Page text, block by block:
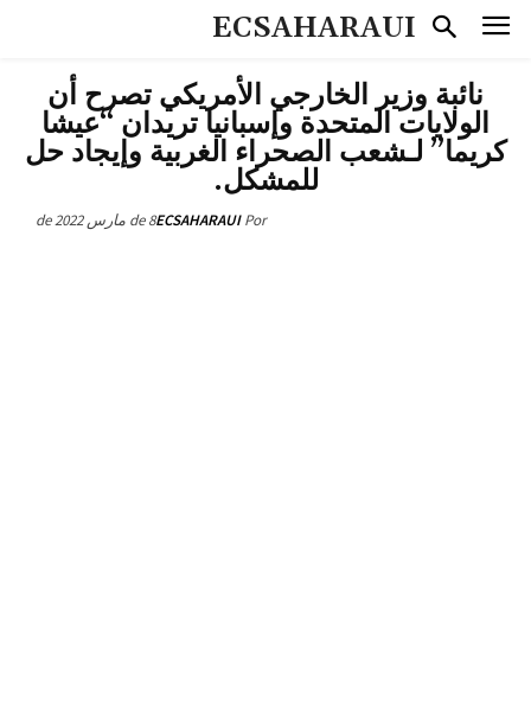
ECSAHARAUI
نائبة وزير الخارجي الأمريكي تصرح أن
الولايات المتحدة وإسبانيا تريدان “عيشا
كريما” لـشعب الصحراء الغربية وإيجاد حل
للمشكل.
Por
ECSAHARAUI8 de مارس de 2022